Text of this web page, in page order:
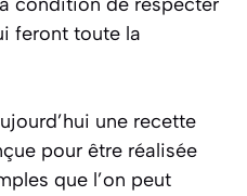
feront toute la
une recette
pour être réalisée
que l’on peut